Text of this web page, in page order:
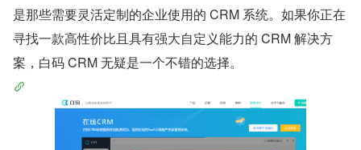
是那些需要灵活定制的企业使用的 CRM 系统。如果你正在
寻找一款高性价比且具有强大自定义能力的 CRM 解决方
案，白码 CRM 无疑是一个不错的选择。